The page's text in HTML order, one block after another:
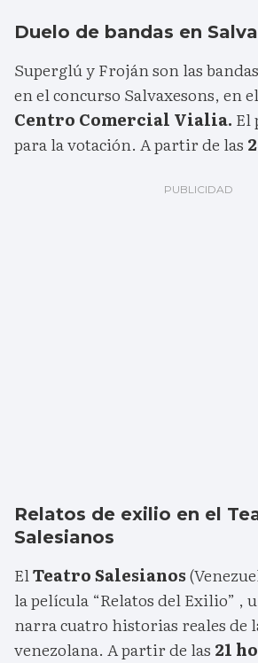
Duelo de bandas en
Superglú y Froján son las
en el concurso Salvaxesons, en
Centro Comercial Vialia. El
para la votación. A partir de las
Relatos de exilio en el
Salesianos
ElTeatro Salesianos
la película “Relatos del Exilio” ,
narra cuatro historias reales de
venezolana. A partir de las 21